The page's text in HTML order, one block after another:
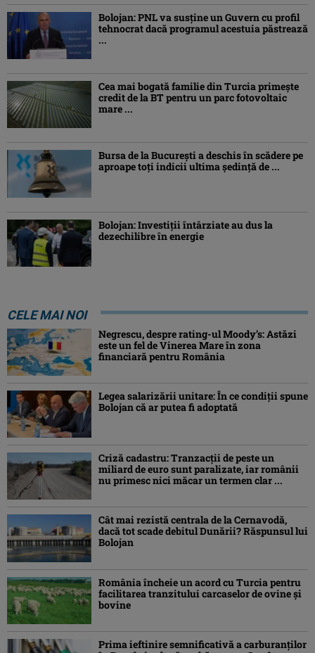
Bolojan: PNL va susţine un Guvern cu profil
tehnocrat dacă programul acestuia păstrează
...
Cea mai bogată familie din Turcia primește
credit de la BT pentru un parc fotovoltaic
mare ...
Bursa de la Bucureşti a deschis în scădere pe
aproape toţi indicii ultima şedinţă de ...
Bolojan: Investiţii întârziate au dus la
dezechilibre în energie
CELE MAI NOI
Negrescu, despre rating-ul Moody’s: Astăzi
este un fel de Vinerea Mare în zona
financiară pentru România
Legea salarizării unitare: În ce condiții spune
Bolojan că ar putea fi adoptată
Criză cadastru: Tranzacţii de peste un
miliard de euro sunt paralizate, iar românii
nu primesc nici măcar un termen clar ...
Cât mai rezistă centrala de la Cernavodă,
dacă tot scade debitul Dunării? Răspunsul lui
Bolojan
România încheie un acord cu Turcia pentru
facilitarea tranzitului carcaselor de ovine şi
bovine
Prima ieftinire semnificativă a carburanților